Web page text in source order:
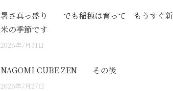
暑さ真っ盛り でも稲穂は育って もうすぐ新
米の季節です
2026年7月31日
NAGOMI CUBE ZEN その後
2026年7月27日